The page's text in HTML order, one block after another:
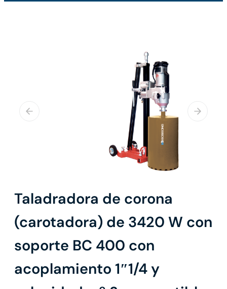
Taladradora de corona
(carotadora) de 3420 W con
soporte BC 400 con
acoplamiento 1″1/4 y